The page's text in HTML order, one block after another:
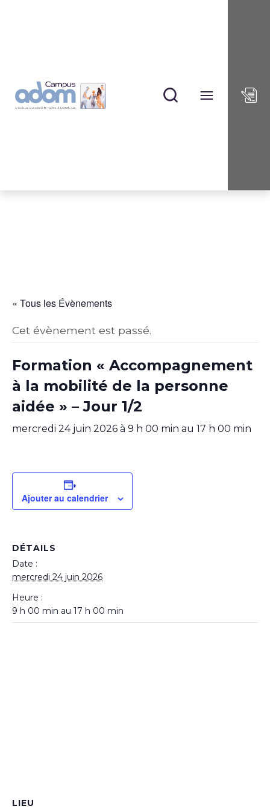
« Tous les Évènements
Cet évènement est passé.
Formation « Accompagnement
à la mobilité de la personne
aidée » – Jour 1/2
mercredi 24 juin 2026 à 9 h 00 min au 17 h 00 min
Ajouter au calendrier
DÉTAILS
Date :
mercredi 24 juin 2026
Heure :
9 h 00 min au 17 h 00 min
LIEU